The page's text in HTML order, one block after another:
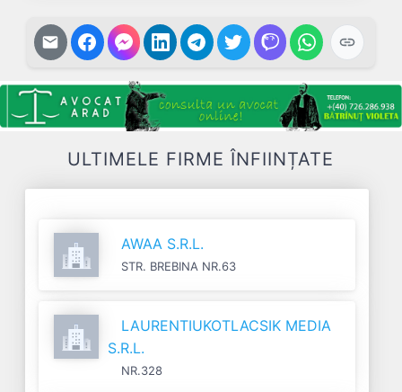
ULTIMELE FIRME ÎNFIINȚATE
AWAA S.R.L.
STR. BREBINA NR.63
LAURENTIUKOTLACSIK MEDIA
S.R.L.
NR.328